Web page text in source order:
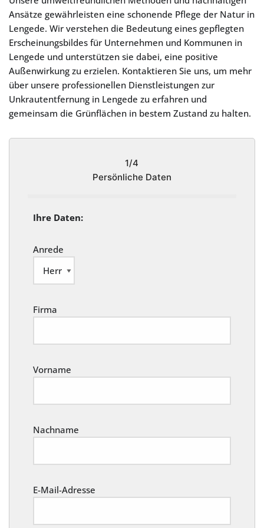
Ansätze gewährleisten eine schonende Pflege der Natur in
Lengede. Wir verstehen die Bedeutung eines gepflegten
Erscheinungsbildes für Unternehmen und Kommunen in
Lengede und unterstützen sie dabei, eine positive
Außenwirkung zu erzielen. Kontaktieren Sie uns, um mehr
über unsere professionellen Dienstleistungen zur
Unkrautentfernung in Lengede zu erfahren und
gemeinsam die Grünflächen in bestem Zustand zu halten.
1/4
Persönliche Daten
Ihre Daten:
Anrede
Firma
Vorname
Nachname
E-Mail-Adresse